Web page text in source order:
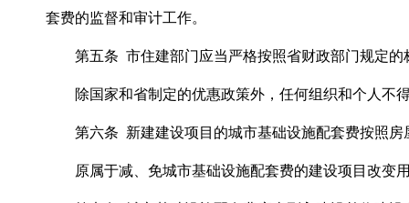
套费的监督和审计工作。
第五条 市住建部门应当严格按照省财政部门规定的
除国家和省制定的优惠政策外，任何组织和个人不
第六条 新建建设项目的城市基础设施配套费按照房
原属于减、免城市基础设施配套费的建设项目改变